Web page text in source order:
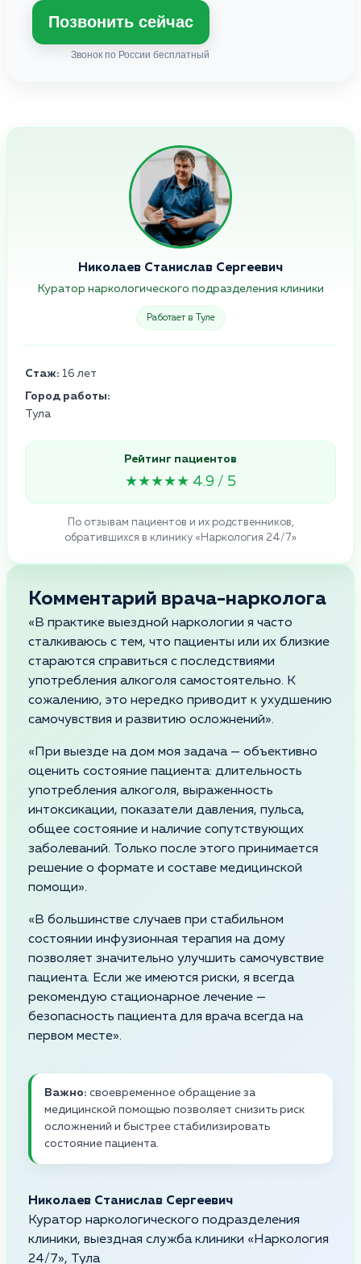
Позвонить сейчас
Звонок по России бесплатный
Николаев Станислав Сергеевич
Куратор наркологического подразделения клиники
Работает в Туле
Стаж: 16 лет
Город работы:
Тула
Рейтинг пациентов
★★★★★ 4.9 / 5
По отзывам пациентов и их родственников,
обратившихся в клинику «Наркология 24/7»
Комментарий врача-нарколога
«В практике выездной наркологии я часто
сталкиваюсь с тем, что пациенты или их близкие
стараются справиться с последствиями
употребления алкоголя самостоятельно. К
сожалению, это нередко приводит к ухудшению
самочувствия и развитию осложнений».
«При выезде на дом моя задача — объективно
оценить состояние пациента: длительность
употребления алкоголя, выраженность
интоксикации, показатели давления, пульса,
общее состояние и наличие сопутствующих
заболеваний. Только после этого принимается
решение о формате и составе медицинской
помощи».
«В большинстве случаев при стабильном
состоянии инфузионная терапия на дому
позволяет значительно улучшить самочувствие
пациента. Если же имеются риски, я всегда
рекомендую стационарное лечение —
безопасность пациента для врача всегда на
первом месте».
Важно: своевременное обращение за
медицинской помощью позволяет снизить риск
осложнений и быстрее стабилизировать
состояние пациента.
Николаев Станислав Сергеевич
Куратор наркологического подразделения
клиники, выездная служба клиники «Наркология
24/7», Тула